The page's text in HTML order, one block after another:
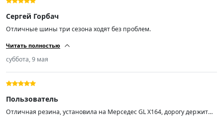
Сергей Горбач
Отличные шины три сезона ходят без проблем.
Читать полностью
суббота, 9 мая
Пользователь
Отличная резина, установила на Мерседес GL X164, дорогу держит